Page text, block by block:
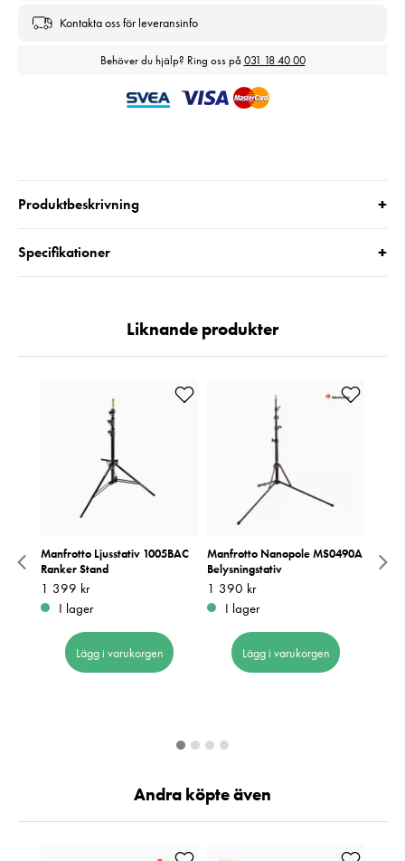
Kontakta oss för leveransinfo
Behöver du hjälp? Ring oss på 031 18 40 00
Produktbeskrivning +
Specifikationer +
Liknande produkter
Manfrotto Ljusstativ 1005BAC
Ranker Stand
Pris:1 399 kr
1 399 kr
I lager
Lägg i varukorgen
Manfrotto Nanopole MS0490A
Belysningstativ
Pris:1 390 kr
1 390 kr
I lager
Lägg i varukorgen
Andra köpte även